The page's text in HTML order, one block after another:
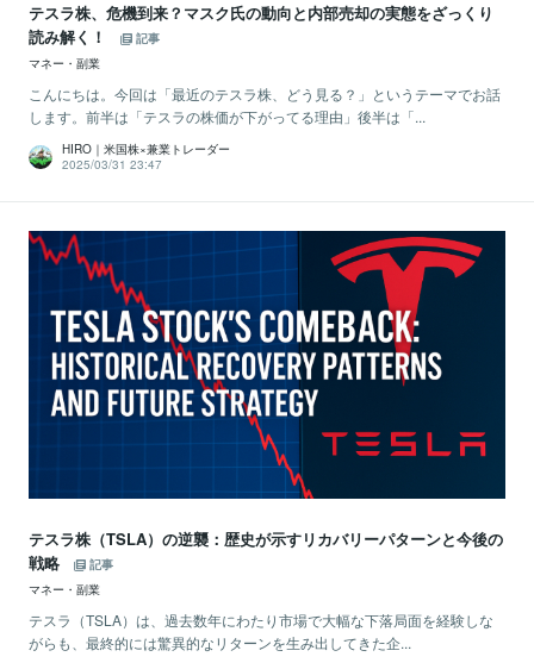
テスラ株、危機到来？マスク氏の動向と内部売却の実態をざっくり
読み解く！
記事
マネー・副業
こんにちは。今回は「最近のテスラ株、どう見る？」というテーマでお話
します。前半は「テスラの株価が下がってる理由」後半は「...
HIRO｜米国株×兼業トレーダー
2025/03/31 23:47
テスラ株（TSLA）の逆襲：歴史が示すリカバリーパターンと今後の
戦略
記事
マネー・副業
テスラ（TSLA）は、過去数年にわたり市場で大幅な下落局面を経験しな
がらも、最終的には驚異的なリターンを生み出してきた企...